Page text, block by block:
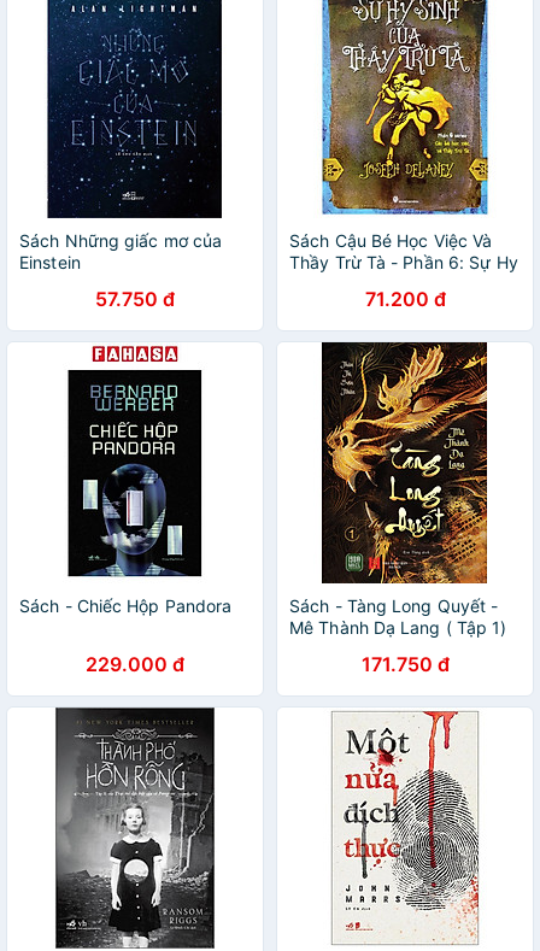
Sách Những giấc mơ của
Einstein
57.750 đ
Sách Cậu Bé Học Việc Và
Thầy Trừ Tà - Phần 6: Sự Hy
71.200 đ
Sách - Chiếc Hộp Pandora
229.000 đ
Sách - Tàng Long Quyết -
Mê Thành Dạ Lang ( Tập 1)
171.750 đ